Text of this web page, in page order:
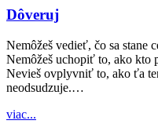
Dôveruj
Nemôžeš vedieť, čo sa stane
Nemôžeš uchopiť to, ako kto
Nevieš ovplyvniť to, ako ťa
neodsudzuje.…
viac...